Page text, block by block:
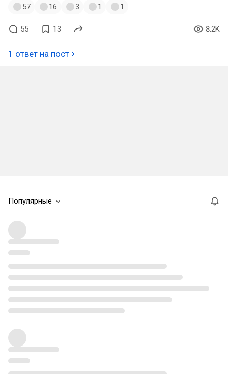
57 16 3 1 1
55 13 8.2K
1 ответ на пост
Популярные